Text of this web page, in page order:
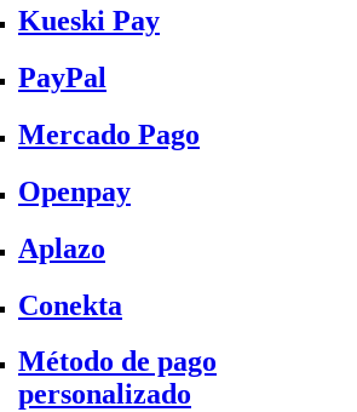
Kueski Pay
PayPal
Mercado Pago
Openpay
Aplazo
Conekta
Método de pago
personalizado